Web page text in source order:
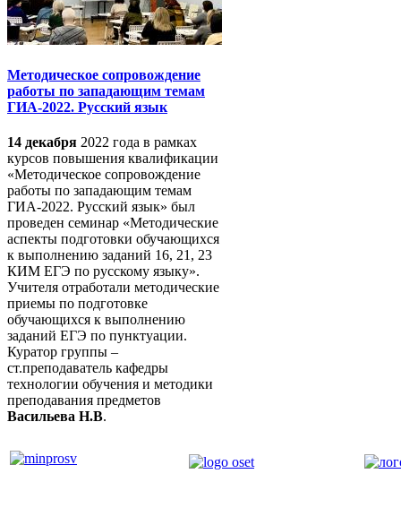
Методическое сопровождение
работы по западающим темам
ГИА-2022. Русский язык
14 декабря 2022 года в рамках
курсов повышения квалификации
«Методическое сопровождение
работы по западающим темам
ГИА-2022. Русский язык» был
проведен семинар «Методические
аспекты подготовки обучающихся
к выполнению заданий 16, 21, 23
КИМ ЕГЭ по русскому языку».
Учителя отработали методические
приемы по подготовке
обучающихся к выполнению
заданий ЕГЭ по пунктуации.
Куратор группы –
ст.преподаватель кафедры
технологии обучения и методики
преподавания предметов
Васильева Н.В.